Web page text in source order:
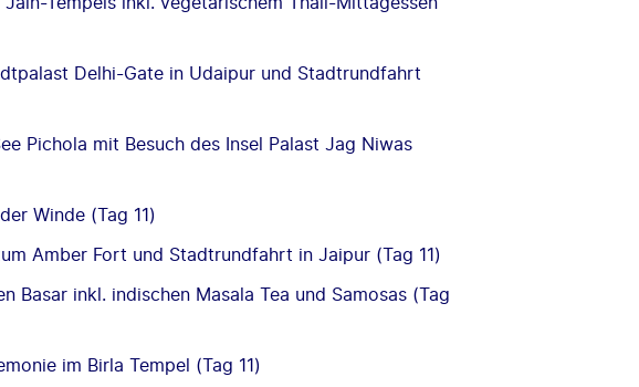
Delhi-Gate in Udaipur und Stadtrundfahrt
Pichola mit Besuch des Insel Palast Jag Niwas
Winde (Tag 11)
Amber Fort und Stadtrundfahrt in Jaipur (Tag 11)
Basar inkl. indischen Masala Tea und Samosas (Tag
im Birla Tempel (Tag 11)